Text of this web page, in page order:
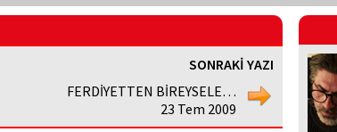
SONRAKİ YAZI
FERDİYETTEN BİREYSELE…
23 Tem 2009